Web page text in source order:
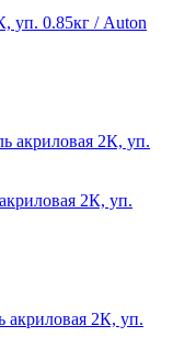
уп. 0.85кг / Auton
2К, уп.